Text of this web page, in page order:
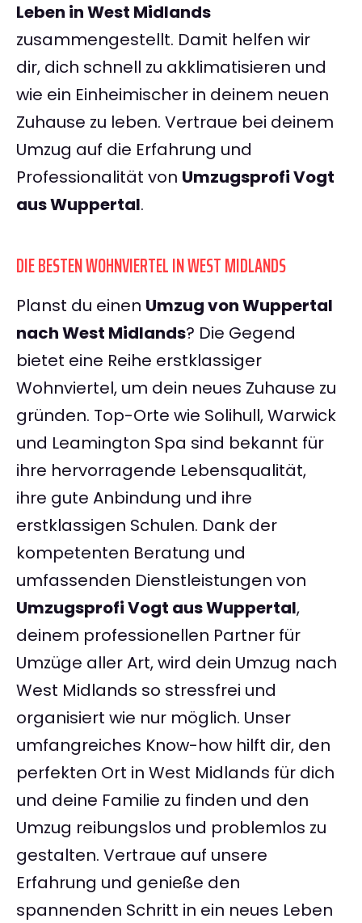
Leben in West Midlands
zusammengestellt. Damit helfen wir
dir, dich schnell zu akklimatisieren und
wie ein Einheimischer in deinem neuen
Zuhause zu leben. Vertraue bei deinem
Umzug auf die Erfahrung und
Professionalität von Umzugsprofi Vogt
aus Wuppertal.
DIE BESTEN WOHNVIERTEL IN WEST MIDLANDS
Planst du einen Umzug von Wuppertal
nach West Midlands? Die Gegend
bietet eine Reihe erstklassiger
Wohnviertel, um dein neues Zuhause zu
gründen. Top-Orte wie Solihull, Warwick
und Leamington Spa sind bekannt für
ihre hervorragende Lebensqualität,
ihre gute Anbindung und ihre
erstklassigen Schulen. Dank der
kompetenten Beratung und
umfassenden Dienstleistungen von
Umzugsprofi Vogt aus Wuppertal,
deinem professionellen Partner für
Umzüge aller Art, wird dein Umzug nach
West Midlands so stressfrei und
organisiert wie nur möglich. Unser
umfangreiches Know-how hilft dir, den
perfekten Ort in West Midlands für dich
und deine Familie zu finden und den
Umzug reibungslos und problemlos zu
gestalten. Vertraue auf unsere
Erfahrung und genieße den
spannenden Schritt in ein neues Leben